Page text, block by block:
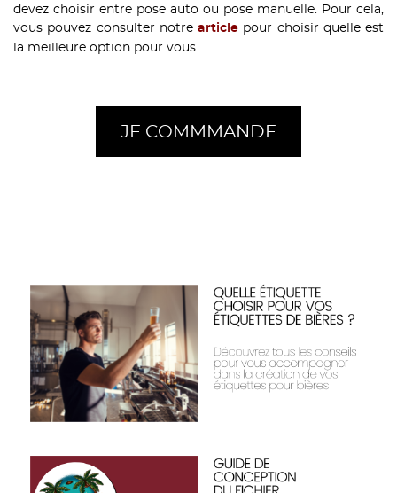
devez choisir entre pose auto ou pose manuelle. Pour cela,
vous pouvez consulter notre article pour choisir quelle est
la meilleure option pour vous.
JE COMMMANDE